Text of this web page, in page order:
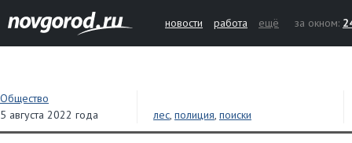
новости работа ещё за окном:
Общество
5 августа 2022 года
лес, полиция, поиски